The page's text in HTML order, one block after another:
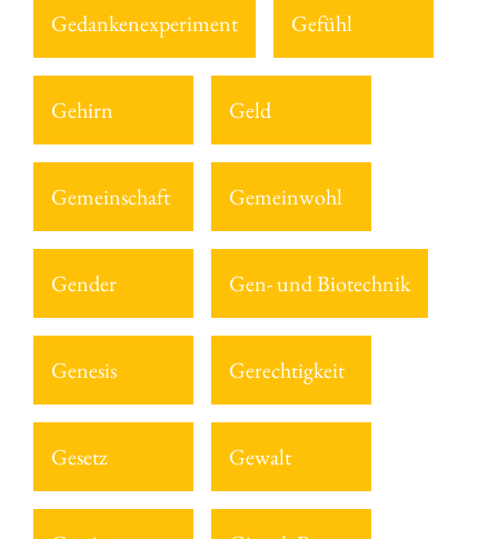
Gedankenexperiment Gefühl
Gehirn Geld
Gemeinschaft Gemeinwohl
Gender Gen- und Biotechnik
Genesis Gerechtigkeit
Gesetz Gewalt